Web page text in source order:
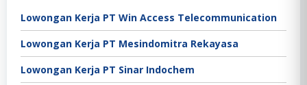
Lowongan Kerja PT Win Access Telecommunication
Lowongan Kerja PT Mesindomitra Rekayasa
Lowongan Kerja PT Sinar Indochem